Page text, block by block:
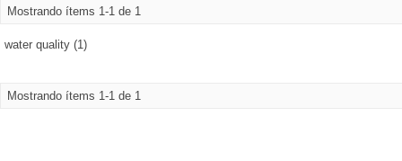
Mostrando ítems 1-1 de 1
water quality (1)
Mostrando ítems 1-1 de 1